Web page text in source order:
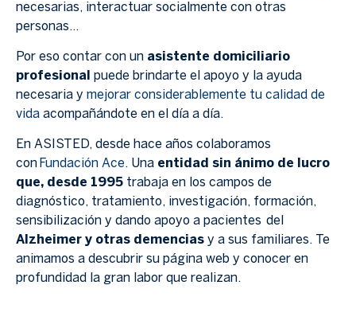
necesarias, interactuar socialmente con otras
personas…
Por eso contar con un asistente domiciliario
profesional puede brindarte el apoyo y la ayuda
necesaria y mejorar considerablemente tu calidad de
vida acompañándote en el día a día.
En ASISTED, desde hace años colaboramos
con Fundación Ace. Una entidad sin ánimo de lucro
que, desde 1995 trabaja en los campos de
diagnóstico, tratamiento, investigación, formación,
sensibilización y dando apoyo a pacientes del
Alzheimer y otras demencias y a sus familiares. Te
animamos a descubrir su página web y conocer en
profundidad la gran labor que realizan.